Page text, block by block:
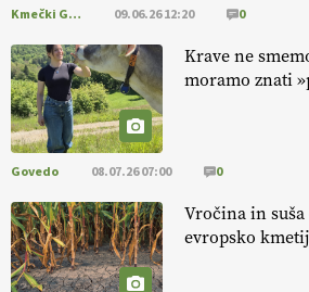
Kmečki Glas 09.06.26 12:20 0
Krave ne
moramo znati
Govedo 08.07.26 07:00 0
Vročina in
evropsko